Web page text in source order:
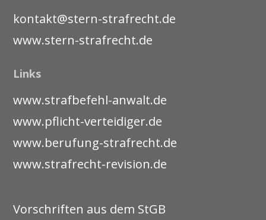
kontakt@stern-strafrecht.de
www.stern-strafrecht.de
Links
www.strafbefehl-anwalt.de
www.pflicht-verteidiger.de
www.berufung-strafrecht.de
www.strafrecht-revision.de
Vorschriften aus dem StGB